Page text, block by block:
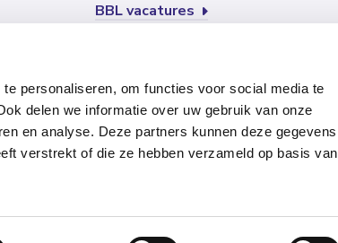
personaliseren, om functies voor social media te
delen we informatie over uw gebruik van onze
en analyse. Deze partners kunnen deze gegevens
verstrekt of die ze hebben verzameld op basis van
BBL vacatures